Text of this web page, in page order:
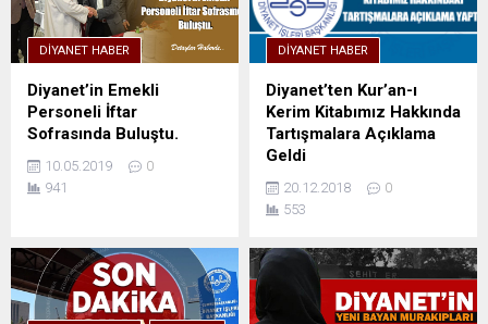
DIYANET HABER
Diyanet’in Emekli
Personeli İftar
Sofrasında Buluştu.
10.05.2019
0
941
DIYANET HABER
Diyanet’ten Kur’an-ı
Kerim Kitabımız Hakkında
Tartışmalara Açıklama
Geldi
20.12.2018
0
553